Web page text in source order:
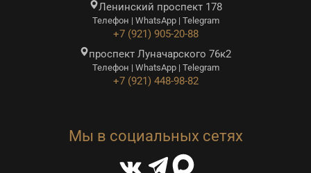
Ленинский проспект 178
Телефон | WhatsApp | Telegram
+7 (921) 905-20-88
проспект Луначарского 76к2
Телефон | WhatsApp | Telegram
+7 (921) 448-98-82
Мы в социальных сетях